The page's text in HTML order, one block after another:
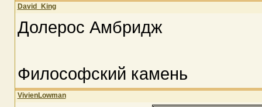
David_King
Долерос Амбридж
Философский камень
VivienLowman